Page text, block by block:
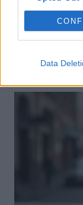
Data
Pourquoi
sang-
révélatrice
Auto Pour